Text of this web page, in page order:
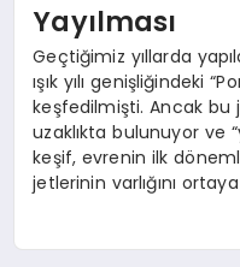
Yayılması
Geçtiğimiz yıllarda
ışık yılı genişliğindeki
keşfedilmişti. Ancak bu
uzaklıkta bulunuyor ve
keşif, evrenin ilk
jetlerinin varlığını